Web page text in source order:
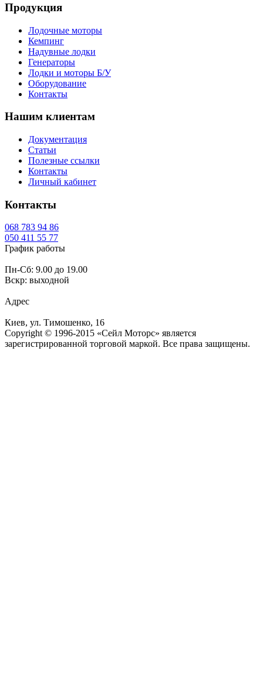
Продукция
Лодочные моторы
Кемпинг
Надувные лодки
Генераторы
Лодки и моторы Б/У
Оборудование
Контакты
Нашим клиентам
Документация
Статьи
Полезные ссылки
Контакты
Личный кабинет
Контакты
068 783 94 86
050 411 55 77
График работы
Пн-Сб: 9.00 до 19.00
Вскр: выходной
Адрес
Киев, ул. Тимошенко, 16
Copyright © 1996-2015 «Сейл Моторс» является
зарегистрированной торговой маркой. Все права защищены.